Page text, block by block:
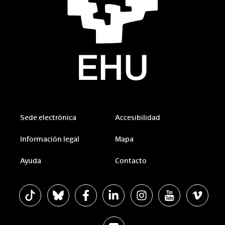
Sede electrónica Accesibilidad
Información legal Mapa
Ayuda Contacto
La EHU en TiktokLa EHU en Bluesky
La EHU en Facebook
La EHU en Linkedin
La EHU en Instagram
La EHU enLa EHU